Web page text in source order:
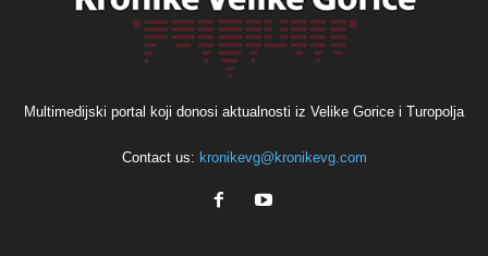
Multimedijski portal koji donosi aktualnosti iz Velike Gorice i Turopolja
Contact us: kronikevg@kronikevg.com